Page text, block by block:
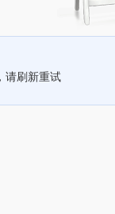
请刷新重试